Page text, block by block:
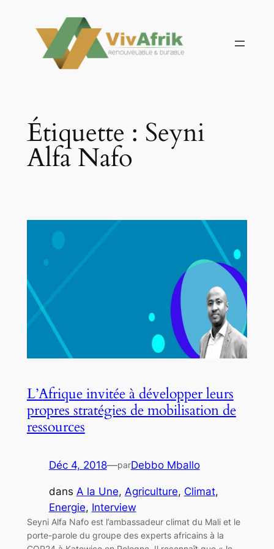
contenu
Étiquette : Seyni
Alfa Nafo
L’Afrique invitée à développer leurs
propres stratégies de mobilisation de
ressources
Déc 4, 2018—parDebbo Mballo
dans A la Une, Agriculture, Climat
Energie, Interview
Seyni Alfa Nafo est l’ambassadeur climat du Mali et le
porte-parole du groupe des experts africains à la